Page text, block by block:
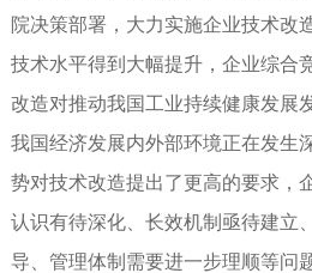
院决策部署，大力实施企业技术改
技术水平得到大幅提升，企业综合
改造对推动我国工业持续健康发展
我国经济发展内外部环境正在发生
势对技术改造提出了更高的要求，
认识有待深化、长效机制亟待建立
导、管理体制需要进一步理顺等问